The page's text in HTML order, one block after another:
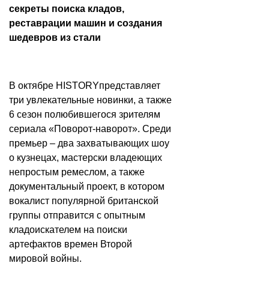
секреты поиска кладов,
реставрации машин и создания
шедевров из стали
В октябре HISTORYпредставляет
три увлекательные новинки, а также
6 сезон полюбившегося зрителям
сериала «Поворот-наворот». Среди
премьер – два захватывающих шоу
о кузнецах, мастерски владеющих
непростым ремеслом, а также
документальный проект, в котором
вокалист популярной британской
группы отправится с опытным
кладоискателем на поиски
артефактов времен Второй
мировой войны.